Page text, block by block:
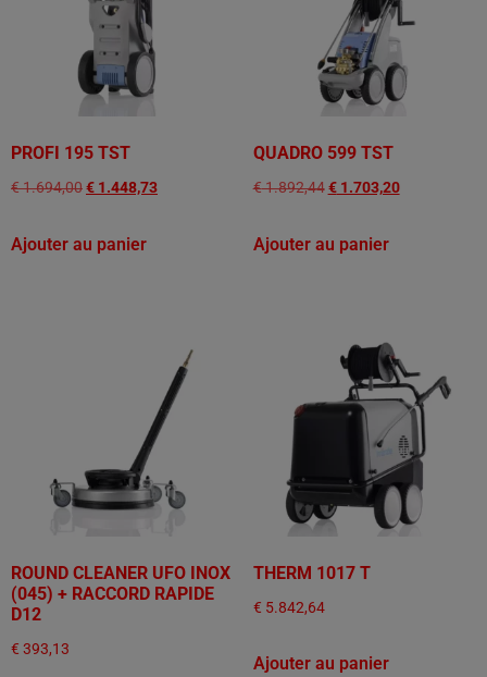
PROFI 195 TST
€1.694,00€ 1.448,73
Ajouter au panier
QUADRO 599 TST
€1.892,44 €1.703,20
Ajouter au panier
ROUND CLEANER UFO INOX
(045) + RACCORD RAPIDE
D12
€ 393,13
THERM 1017 T
€ 5.842,64
Ajouter au panier